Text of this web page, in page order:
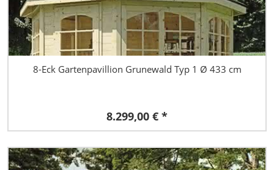
8-Eck Gartenpavillion Grunewald Typ 1 Ø 433 cm
8.299,00 € *